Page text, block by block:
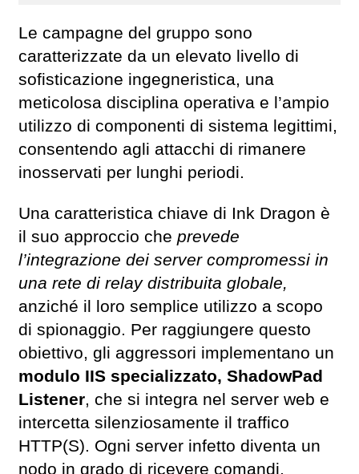
Le campagne del gruppo sono
caratterizzate da un elevato livello di
sofisticazione ingegneristica, una
meticolosa disciplina operativa e l’ampio
utilizzo di componenti di sistema legittimi,
consentendo agli attacchi di rimanere
inosservati per lunghi periodi.
Una caratteristica chiave di Ink Dragon è
il suo approccio che prevede
l’integrazione dei server compromessi in
una rete di relay distribuita globale,
anziché il loro semplice utilizzo a scopo
di spionaggio. Per raggiungere questo
obiettivo, gli aggressori implementano un
modulo IIS specializzato, ShadowPad
Listener, che si integra nel server web e
intercetta silenziosamente il traffico
HTTP(S). Ogni server infetto diventa un
nodo in grado di ricevere comandi,